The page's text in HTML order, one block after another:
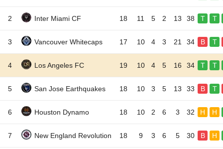
2 Inter Miami CF 18 11 5 2 13 38 T T
3 Vancouver Whitecaps 17 10 4 3 21 34 B T
4 Los Angeles FC 19 10 4 5 16 34 T T
5 San Jose Earthquakes 18 10 3 5 13 33 B T
6 Houston Dynamo 18 10 2 6 3 32 H H
7 New England Revolution 18 9 3 6 5 30 B H